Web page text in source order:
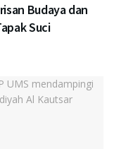
Budaya dan
Suci